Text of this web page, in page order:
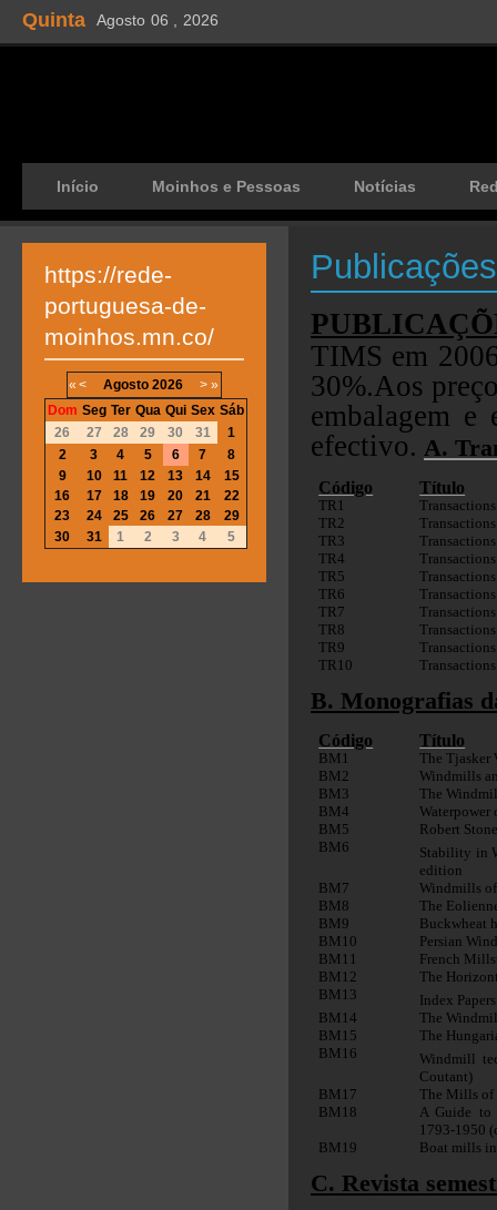
Quinta Agosto 06 , 2026
Início Moinhos e Pessoas Notícias
Publicações
TIMS em
30%.Aos
embalagem e
efectivo. A.
Código Título
TR1
TR2
TR3
TR4
TR5
TR6
TR7
TR8
TR9
TR10
B. Monografias
Código Título
BM1
The
BM2
Windmills
BM3
The
BM4
Waterpower
BM5
Robert
BM6
Stability in
edition
BM7
Windmills of
BM8
The
BM9
Buckwheat
BM10
Persian
BM11
French
BM12
The
BM13
Index
BM14
The
BM15
The
BM16
Windmill
Coutant)
BM17
The Mills of
BM18
A Guide to
1793-1950
BM19
Boat mills
C. Revista
https://rede-
portuguesa-de-
moinhos.mn.co/
« < Agosto 2026 > »
Dom Seg Ter Qua Qui Sex Sáb
26
27 28 29 30 31
1
2
3 4 5 6 7
8
9
10 11 12 13 14
15
16
17 18 19 20 21
22
23
24 25 26 27 28
29
30
31 1 2 3 4 5